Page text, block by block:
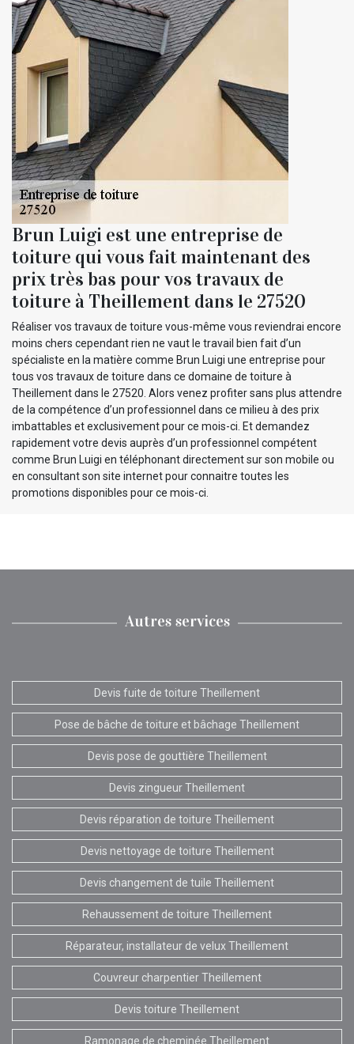
Brun Luigi est une entreprise de
toiture qui vous fait maintenant des
prix très bas pour vos travaux de
toiture à Theillement dans le 27520
Réaliser vos travaux de toiture vous-même vous reviendrai encore
moins chers cependant rien ne vaut le travail bien fait d’un
spécialiste en la matière comme Brun Luigi une entreprise pour
tous vos travaux de toiture dans ce domaine de toiture à
Theillement dans le 27520. Alors venez profiter sans plus attendre
de la compétence d’un professionnel dans ce milieu à des prix
imbattables et exclusivement pour ce mois-ci. Et demandez
rapidement votre devis auprès d’un professionnel compétent
comme Brun Luigi en téléphonant directement sur son mobile ou
en consultant son site internet pour connaitre toutes les
promotions disponibles pour ce mois-ci.
Autres services
Devis fuite de toiture Theillement
Pose de bâche de toiture et bâchage Theillement
Devis pose de gouttière Theillement
Devis zingueur Theillement
Devis réparation de toiture Theillement
Devis nettoyage de toiture Theillement
Devis changement de tuile Theillement
Rehaussement de toiture Theillement
Réparateur, installateur de velux Theillement
Couvreur charpentier Theillement
Devis toiture Theillement
Ramonage de cheminée Theillement